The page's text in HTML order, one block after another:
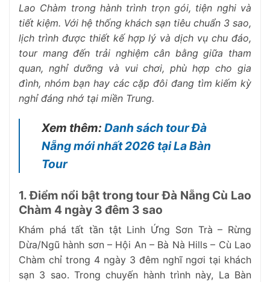
Lao Chàm trong hành trình trọn gói, tiện nghi và
tiết kiệm. Với hệ thống khách sạn tiêu chuẩn 3 sao,
lịch trình được thiết kế hợp lý và dịch vụ chu đáo,
tour mang đến trải nghiệm cân bằng giữa tham
quan, nghỉ dưỡng và vui chơi, phù hợp cho gia
đình, nhóm bạn hay các cặp đôi đang tìm kiếm kỳ
nghỉ đáng nhớ tại miền Trung.
Xem thêm: Danh sách tour Đà
Nẵng mới nhất 2026 tại La Bàn
Tour
1. Điểm nổi bật trong tour Đà Nẵng Cù Lao
Chàm 4 ngày 3 đêm 3 sao
Khám phá tất tần tật Linh Ứng Sơn Trà – Rừng
Dừa/Ngũ hành sơn – Hội An – Bà Nà Hills – Cù Lao
Chàm chỉ trong 4 ngày 3 đêm nghĩ ngơi tại khách
sạn 3 sao. Trong chuyến hành trình này, La Bàn